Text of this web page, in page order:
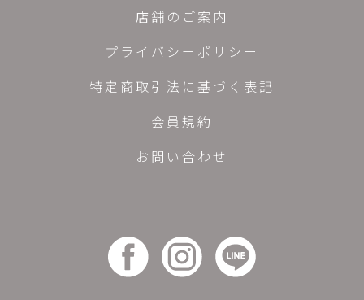
店舗のご案内
プライバシーポリシー
特定商取引法に基づく表記
会員規約
お問い合わせ